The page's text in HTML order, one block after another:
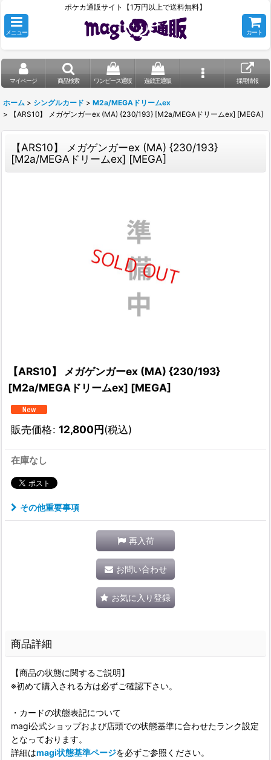
ポケカ通販サイト【1万円以上で送料無料】
メニュー カート
マイページ 商品検索 ワンピース通販 遊戯王通販 採用情報
ホーム > シングルカード > M2a/MEGAドリームex
>
【ARS10】 メガゲンガーex (MA) {230/193} [M2a/MEGAドリームex] [MEGA]
【ARS10】 メガゲンガーex (MA) {230/193}
[M2a/MEGAドリームex] [MEGA]
【ARS10】 メガゲンガーex (MA) {230/193}
[M2a/MEGAドリームex] [MEGA]
販売価格: 12,800円(税込)
在庫なし
その他重要事項
再入荷
お問い合わせ
お気に入り登録
商品詳細
【商品の状態に関するご説明】
※初めて購入される方は必ずご確認下さい。
・カードの状態表記について
magi公式ショップおよび店頭での状態基準に合わせたランク設定
となっております。
詳細はmagi状態基準ページを必ずご参照ください。